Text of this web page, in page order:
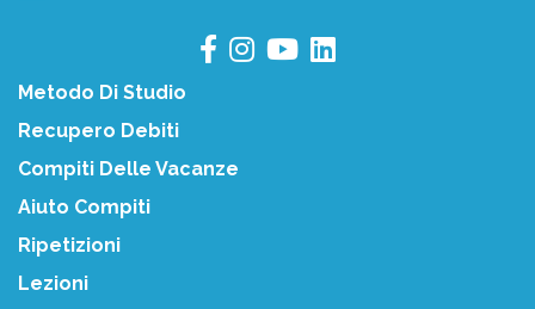
Metodo Di Studio
Recupero Debiti
Compiti Delle Vacanze
Aiuto Compiti
Ripetizioni
Lezioni